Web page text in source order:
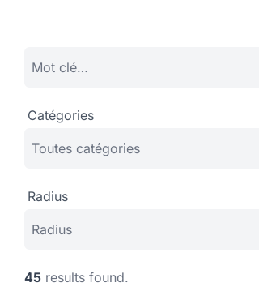
Catégories
Radius
45 results found.